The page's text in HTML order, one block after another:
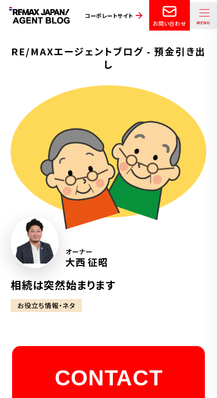
コーポレートサイト
お問い合わせ
RE/MAXエージェントブログ - 預金引き出
し
オーナー
大西 征昭
相続は突然始まります
お役立ち情報・ネタ
CONTACT